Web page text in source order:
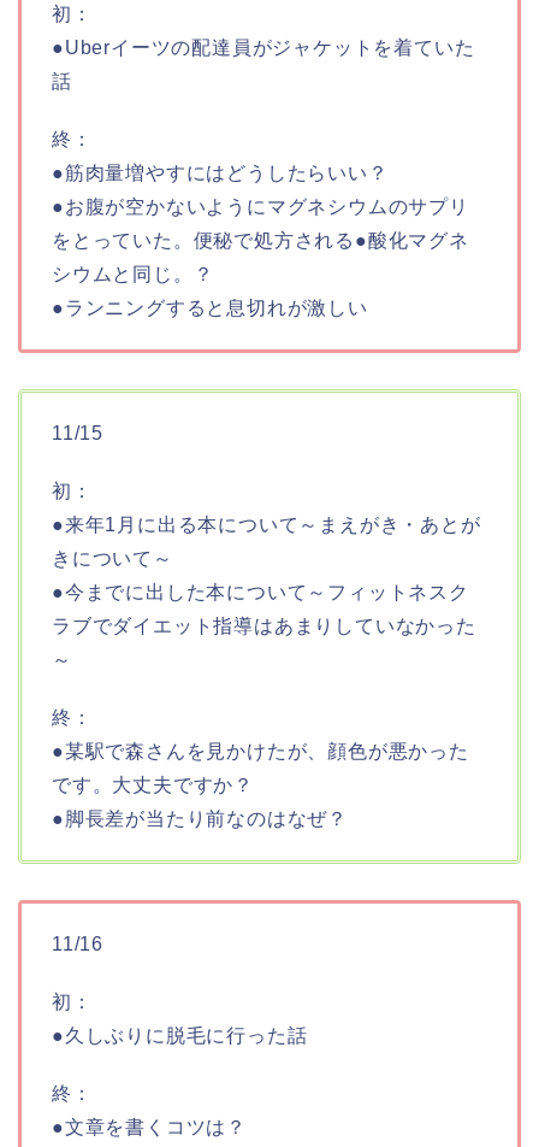
初：
●Uberイーツの配達員がジャケットを着ていた
話
終：
●筋肉量増やすにはどうしたらいい？
●お腹が空かないようにマグネシウムのサプリ
をとっていた。便秘で処方される●酸化マグネ
シウムと同じ。？
●ランニングすると息切れが激しい
11/15
初：
●来年1月に出る本について～まえがき・あとが
きについて～
●今までに出した本について～フィットネスク
ラブでダイエット指導はあまりしていなかった
～
終：
●某駅で森さんを見かけたが、顔色が悪かった
です。大丈夫ですか？
●脚長差が当たり前なのはなぜ？
11/16
初：
●久しぶりに脱毛に行った話
終：
●文章を書くコツは？